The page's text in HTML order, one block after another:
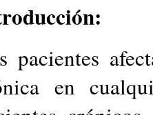
pacientes
en